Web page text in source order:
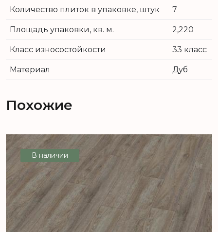
Количество плиток в упаковке, штук 7
Площадь упаковки, кв. м. 2,220
Класс износостойкости 33 класс
Материал Дуб
Похожие
В наличии